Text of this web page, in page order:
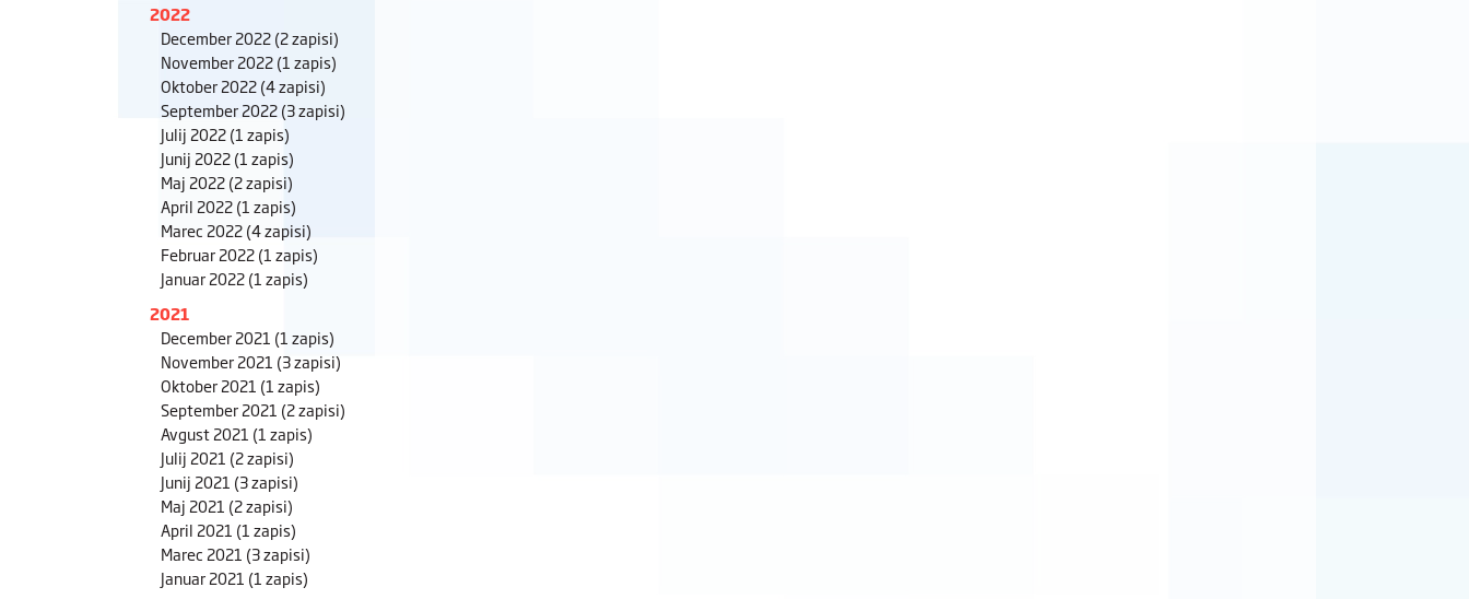
2022
December 2022(2 zapisi)
November 2022(1 zapis)
Oktober 2022(4 zapisi)
September 2022(3 zapisi)
Julij 2022(1 zapis)
Junij 2022(1 zapis)
Maj 2022(2 zapisi)
April 2022(1 zapis)
Marec 2022(4 zapisi)
Februar 2022(1 zapis)
Januar 2022(1 zapis)
2021
December 2021 (1 zapis)
November 2021 (3 zapisi)
Oktober 2021 (1 zapis)
September 2021 (2 zapisi)
Avgust 2021 (1 zapis)
Julij 2021 (2 zapisi)
Junij 2021 (3 zapisi)
Maj 2021 (2 zapisi)
April 2021 (1 zapis)
Marec 2021 (3 zapisi)
Januar 2021 (1 zapis)